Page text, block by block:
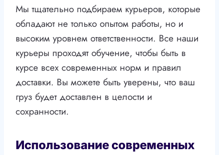
Мы тщательно подбираем курьеров, которые
обладают не только опытом работы, но и
высоким уровнем ответственности. Все наши
курьеры проходят обучение, чтобы быть в
курсе всех современных норм и правил
доставки. Вы можете быть уверены, что ваш
груз будет доставлен в целости и
сохранности.
Использование современных